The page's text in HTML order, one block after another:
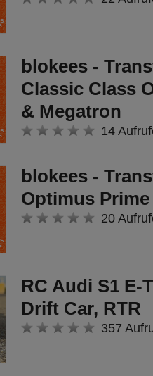
blokees -
Classic Class
& Megatron
14
blokees -
Optimus Prime
20
RC Audi S1 E-
Drift Car, RTR
357